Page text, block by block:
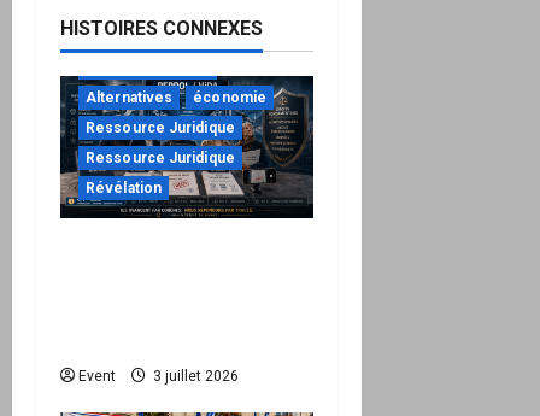
HISTOIRES CONNEXES
"URGENT"
Alternatives
économie
Ressource Juridique
Ressource Juridique
Révélation
Event 3 juillet 2026